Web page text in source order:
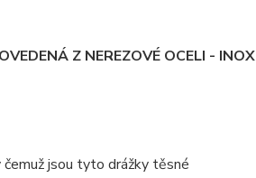
Z NEREZOVÉ OCELI - INOX
jsou tyto drážky těsné